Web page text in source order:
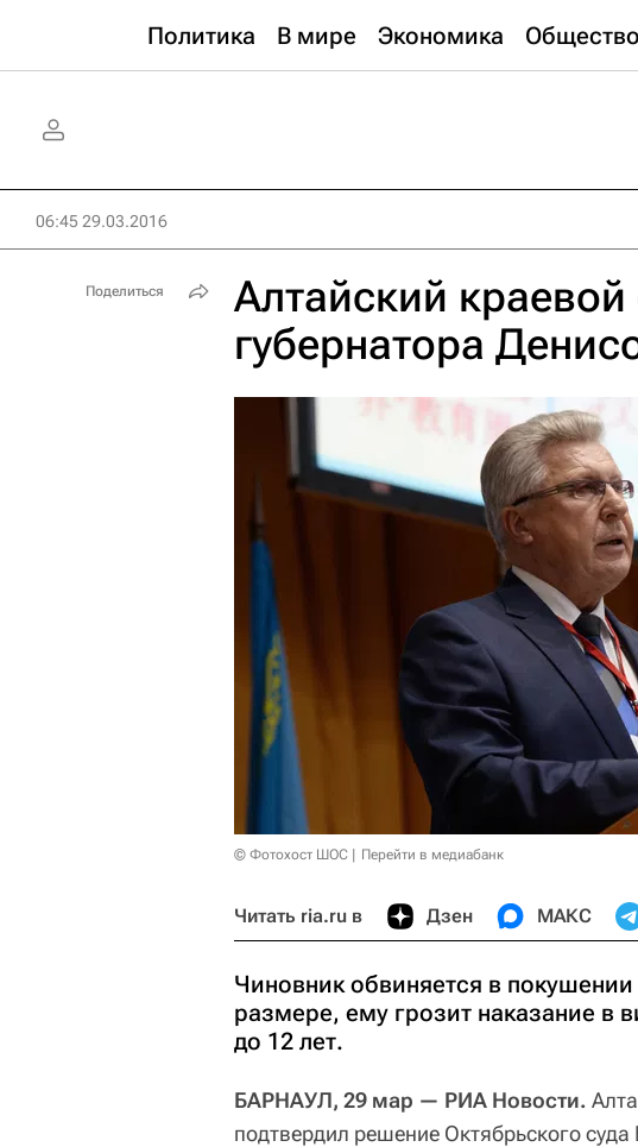
Политика В мире Экономика Общество
06:45 29.03.2016
Алтайский
губернатора
© Фотохост ШОС Перейти в медиабанк
Читать ria.ru в Дзен МАКС
Чиновник обвиняется в
размере, ему грозит наказание в
до 12 лет.
БАРНАУЛ, 29 мар — РИА Новости.
подтвердил решение Октябрьского
Поделиться